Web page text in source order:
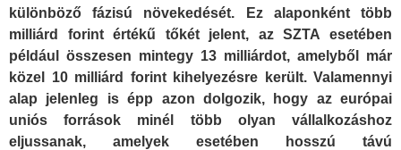
különböző fázisú növekedését. Ez alaponként több
milliárd forint értékű tőkét jelent, az SZTA esetében
például összesen mintegy 13 milliárdot, amelyből már
közel 10 milliárd forint kihelyezésre került. Valamennyi
alap jelenleg is épp azon dolgozik, hogy az európai
uniós források minél több olyan vállalkozáshoz
eljussanak, amelyek esetében hosszú távú